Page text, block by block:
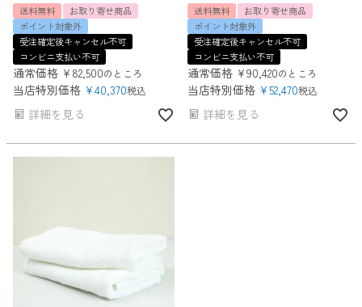
送料無料
お取り寄せ商品
ポイント対象外
受注確定後キャンセル不可
コンビニ支払い不可
通常価格 ¥ 82,500のところ
当店特別価格 ¥40,370税込
詳細を見る
送料無料
お取り寄せ商品
ポイント対象外
受注確定後キャンセル不可
コンビニ支払い不可
通常価格 ¥90,420のところ
当店特別価格 ¥52,470税込
詳細を見る